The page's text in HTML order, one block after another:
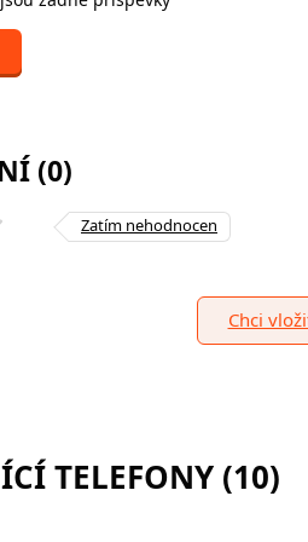
(0)
Zatím nehodnocen
Chci
TELEFONY (10)